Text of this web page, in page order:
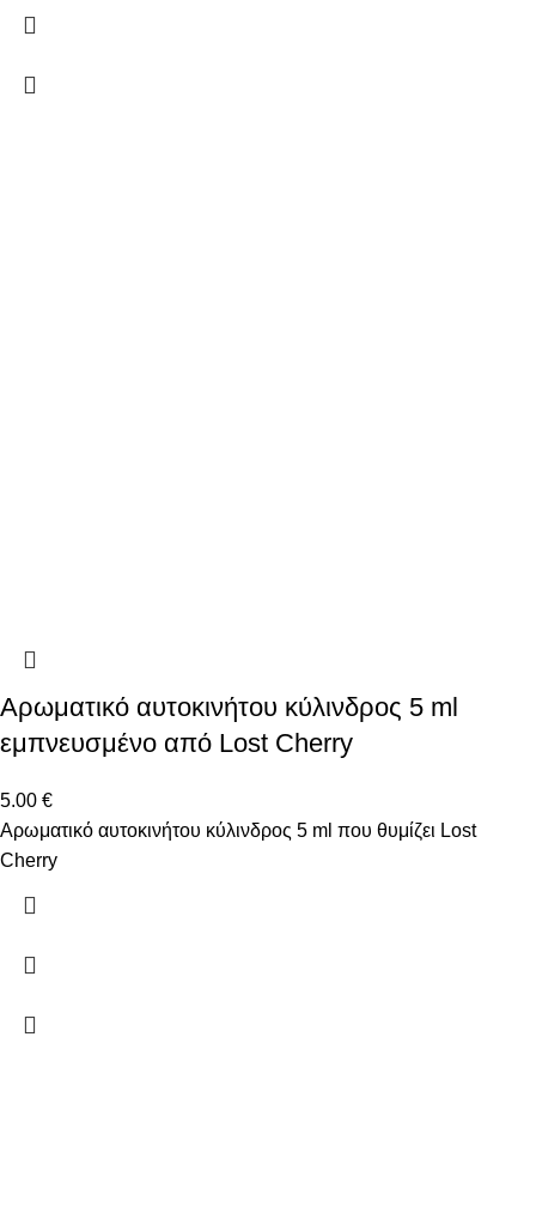
Αρωματικό αυτοκινήτου κύλινδρος 5 ml
εμπνευσμένο από Lost Cherry
5.00 €
Αρωματικό αυτοκινήτου κύλινδρος 5 ml που θυμίζει Lost
Cherry